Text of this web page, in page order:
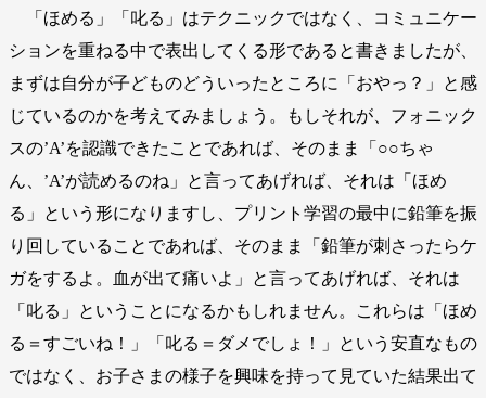
「ほめる」「叱る」はテクニックではなく、コミュニケー
ションを重ねる中で表出してくる形であると書きましたが、
まずは自分が子どものどういったところに「おやっ？」と感
じているのかを考えてみましょう。もしそれが、フォニック
スの’A’を認識できたことであれば、そのまま「○○ちゃ
ん、’A’が読めるのね」と言ってあげれば、それは「ほめ
る」という形になりますし、プリント学習の最中に鉛筆を振
り回していることであれば、そのまま「鉛筆が刺さったらケ
ガをするよ。血が出て痛いよ」と言ってあげれば、それは
「叱る」ということになるかもしれません。これらは「ほめ
る＝すごいね！」「叱る＝ダメでしょ！」という安直なもの
ではなく、お子さまの様子を興味を持って見ていた結果出て